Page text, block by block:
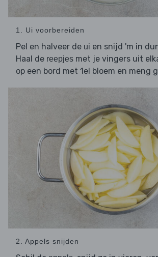
1. Ui voorbereiden
Pel en halveer de ui en snijd 'm in
Haal de reepjes met je vingers uit
op een bord met 1el bloem en meng
2. Appels snijden